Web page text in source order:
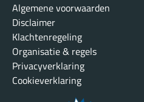
Algemene voorwaarden
Disclaimer
Klachtenregeling
Organisatie & regels
Privacyverklaring
Cookieverklaring